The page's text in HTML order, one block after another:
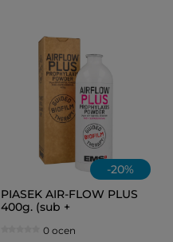
-20%
PIASEK AIR-FLOW PLUS
400g. (sub +
0 ocen